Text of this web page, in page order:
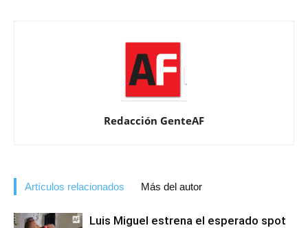
Redacción GenteAF
Artículos relacionados Más del autor
Luis Miguel estrena el esperado spot